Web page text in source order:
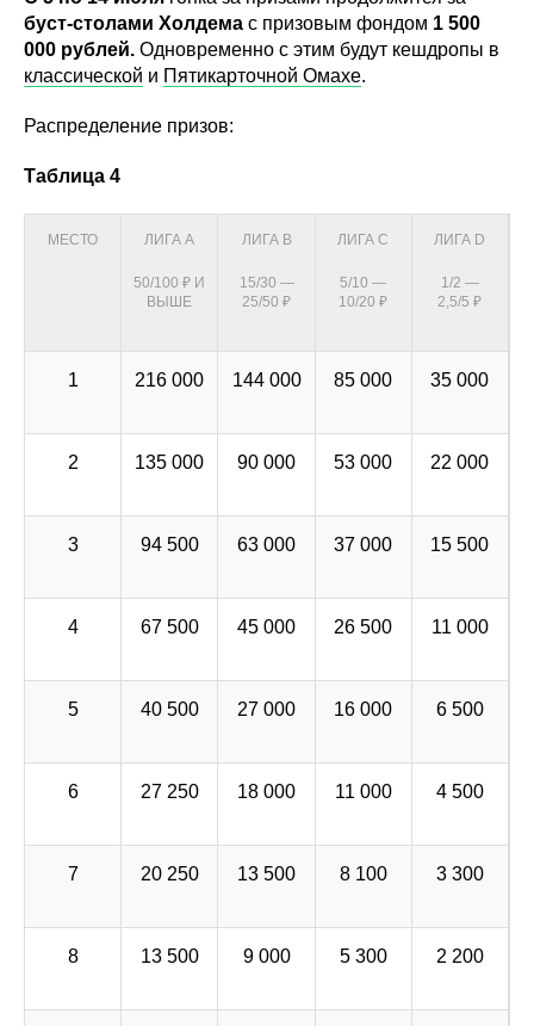
буст-столами Холдема с призовым фондом 1 500
000 рублей. Одновременно с этим будут кешдропы в
классической и Пятикарточной Омахе.
Распределение призов:
Таблица 4
МЕСТО ЛИГА А
50/100 ₽ И
ВЫШЕ
ЛИГА В
15/30 —
25/50 ₽
ЛИГА С
5/10 —
10/20 ₽
ЛИГА D
1/2 —
2,5/5 ₽
1 216 000 144 000 85 000 35 000
2 135 000 90 000 53 000 22 000
3 94 500 63 000 37 000 15 500
4 67 500 45 000 26 500 11 000
5 40 500 27 000 16 000 6 500
6 27 250 18 000 11 000 4 500
7 20 250 13 500 8 100 3 300
8 13 500 9 000 5 300 2 200